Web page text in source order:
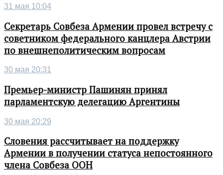
31 мая 10:04
Секретарь Совбеза Армении провел встречу с
советником федерального канцлера Австрии
по внешнеполитическим вопросам
30 мая 20:31
Премьер-министр Пашинян принял
парламентскую делегацию Аргентины
30 мая 20:29
Словения рассчитывает на поддержку
Армении в получении статуса непостоянного
члена Совбеза ООН